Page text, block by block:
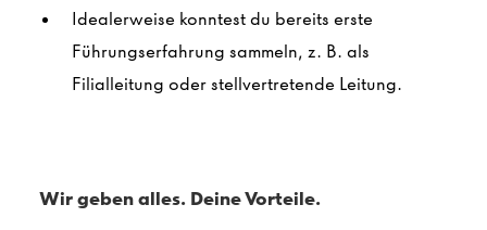
Idealerweise konntest du bereits erste
Führungserfahrung sammeln, z. B. als
Filialleitung oder stellvertretende Leitung.
Wir geben alles. Deine Vorteile.